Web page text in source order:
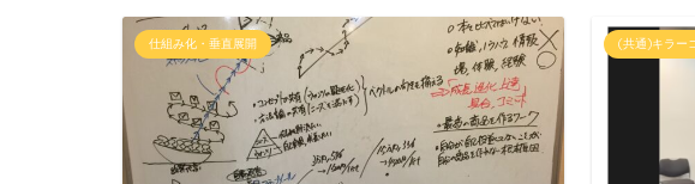
仕組み化・垂直展開 (共通)キラー